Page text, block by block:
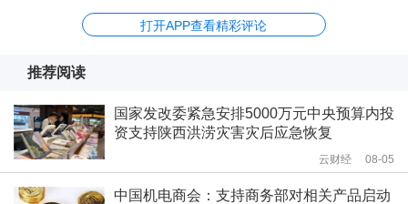
打开APP查看精彩评论
推荐阅读
国家发改委紧急安排5000万元中央预算内投
资支持陕西洪涝灾害灾后应急恢复
云财经 08-05
中国机电商会：支持商务部对相关产品启动